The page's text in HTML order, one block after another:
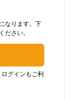
なります。下
ださい。
グインもご利